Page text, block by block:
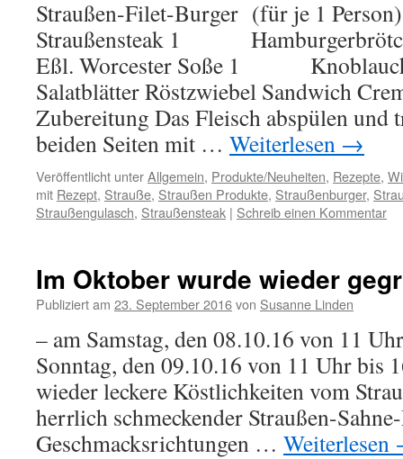
Straußen-Filet-Burger (für je 1
Straußensteak 1
Eßl. Worcester Soße 1
Salatblätter Röstzwiebel Sandwich
Zubereitung Das Fleisch abspülen und
beiden Seiten mit … Weiterlesen →
Veröffentlicht unterAllgemein, Produkte/Neuheiten, Rezepte,
mit Rezept, Strauße, Straußen Produkte, Straußenburger,
Straußengulasch, Straußensteak | Schreib einen Kommentar
Im Oktober wurde wieder
Publiziert am 23. September 2016von Susanne Linden
– am Samstag, den 08.10.16 von 11
Sonntag, den 09.10.16 von 11 Uhr bis
wieder leckere Köstlichkeiten vom
herrlich schmeckender Straußen-
Geschmacksrichtungen … Weiterlesen